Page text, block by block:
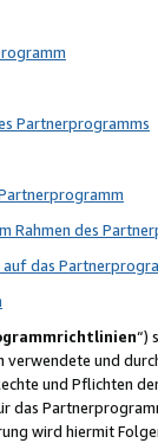
Partnerprogramms
Rahmen des
das
“)
verwendete und
und Pflichten
das
wird hiermit